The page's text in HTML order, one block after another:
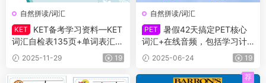
自然拼读/词汇
KET
KET备考学习资料—KET
词汇自检表135页+单词表汇总
55页+单词描红102页+高分秘
籍一本通手册+学习规划表141
页
2025-11-29 19
自然拼读/词汇
PET
暑假42天搞定PET核心
词汇+在线音频，包括学习计
划、单词讲解、背诵卡、默
写、练习题，从单词意思理解
到句子语法运用，帮助孩子深
2025-06-24 19
荐